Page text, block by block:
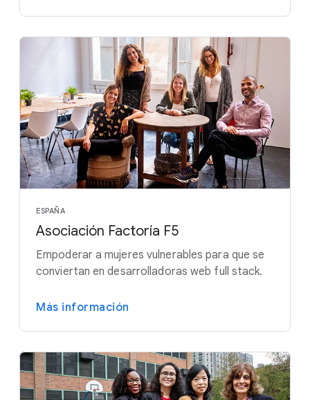
ESPAÑA
Asociación Factoría F5
Empoderar a mujeres vulnerables para que se
conviertan en desarrolladoras web full stack.
Más información